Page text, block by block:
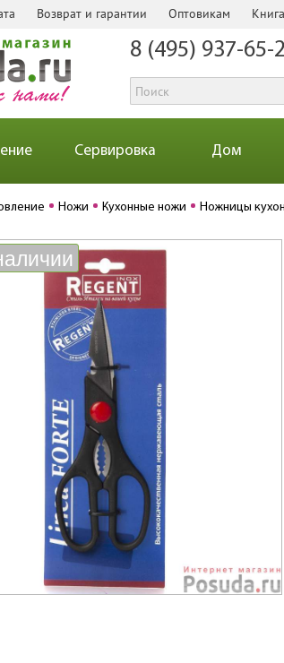
Возврат и гарантии Оптовикам
8 (495) 937-65-
Сервировка Дом
Ножи Кухонные ножи Ножницы